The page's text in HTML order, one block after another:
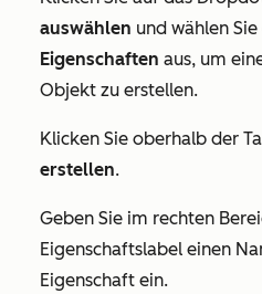
auswählen und wählen
Eigenschaften aus, um
Objekt zu erstellen.
Klicken Sie oberhalb der
erstellen.
Geben Sie im rechten
Eigenschaftslabel einen
Eigenschaft ein.